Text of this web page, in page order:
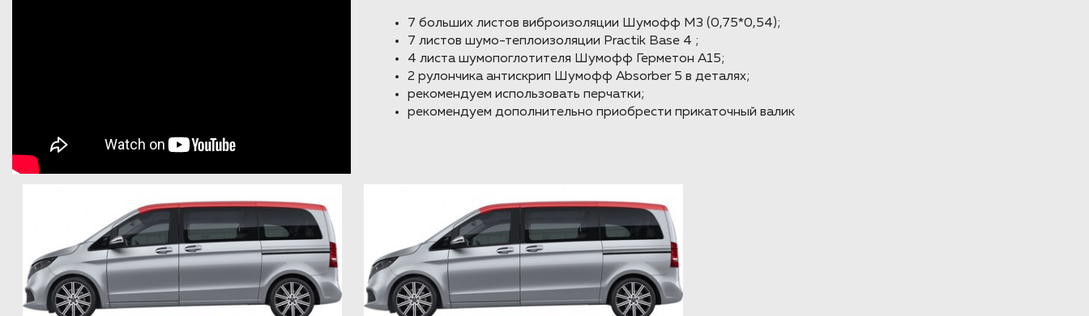
7 больших листов виброизоляции Шумофф М3 (0,75*0,54);
7 листов шумо-теплоизоляции Practik Base 4 ;
4 листа шумопоглотителя Шумофф Герметон А15;
2 рулончика антискрип Шумофф Absorber 5 в деталях;
рекомендуем использовать перчатки;
рекомендуем дополнительно приобрести прикаточный валик